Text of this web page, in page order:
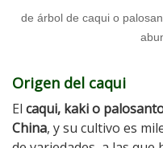
de árbol de caqui o
Origen del caqui
El caqui, kaki o
China, y su cultivo es